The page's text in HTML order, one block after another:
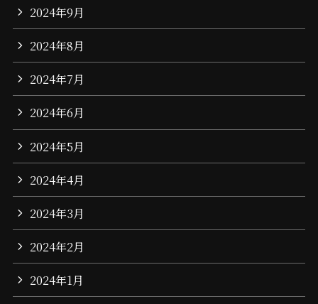
2024年9月
2024年8月
2024年7月
2024年6月
2024年5月
2024年4月
2024年3月
2024年2月
2024年1月